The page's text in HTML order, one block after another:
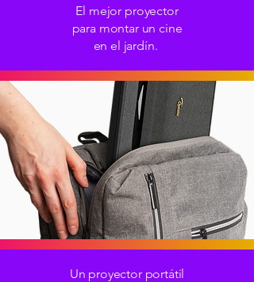
El mejor proyector
para montar un cine
en el jardín.
Un proyector portátil